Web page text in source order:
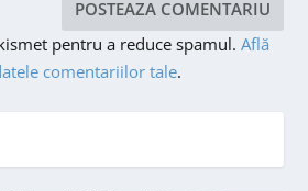
pentru a reduce spamul.Află
comentariilor tale.